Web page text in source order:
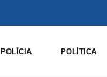
POLÍCIA POLÍTICA